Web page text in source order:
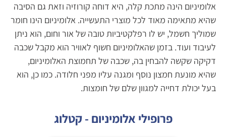
אלומיניום הינה מתכת קלה, היא דוחה קורוזיה וזאת גם הסיבה
שהיא מתאימה מאוד לכל מוצרי התעשייה. אלומיניום הינו חומר
שמוליך חשמל, יש לו רפלקטיביות טובה של אור וחום, הוא ניתן
לעיבוד ועוד. בזמן שהאלומיניום חשוף לאוויר הוא מקבל שכבה
דקיקה שקשה להבחין בה, שכבה של תחמוצת האלומיניום,
שהיא מונעת חמצון נוסף ומגנה עליו מפני חלודה. כמו כן, הוא
בעל יכולת דחייה למגוון שלם של חומצות.
פרופילי אלומיניום - קטלוג